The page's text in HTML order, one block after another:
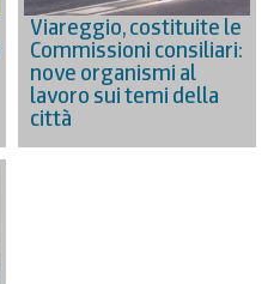
Viareggio, costituite le
Commissioni consiliari:
nove organismi al
lavoro sui temi della
città